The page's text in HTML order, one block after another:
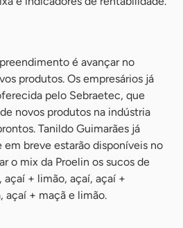
é avançar no
produtos. Os empresários já
pelo Sebraetec, que
novos produtos na indústria
Tanildo Guimarães já
em breve estarão disponíveis no
o mix da Proelin os sucos de
açaí + limão, açaí, açaí +
açaí + maçã e limão.